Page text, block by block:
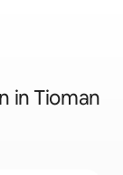
in Tioman